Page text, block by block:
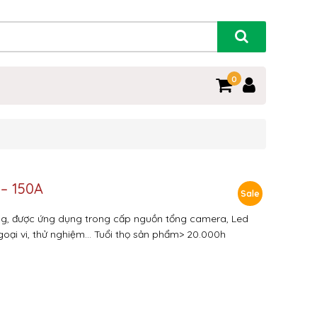
0
Sale
150A
được ứng dụng trong cấp nguồn tổng camera, Led
vi, thử nghiệm… Tuổi thọ sản phẩm> 20.000h